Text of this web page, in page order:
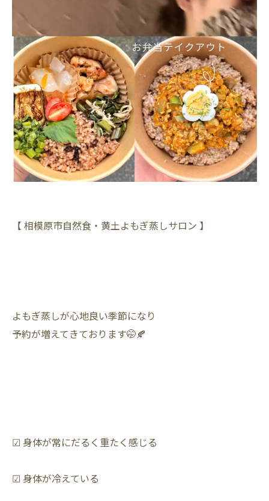
【 相模原市自然食・黄土よもぎ蒸しサロン 】
よもぎ蒸しが心地良い季節になり
予約が増えてきております🤭🍂
☑︎ 身体が常にだるく重たく感じる
☑︎ 身体が冷えている